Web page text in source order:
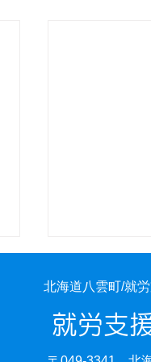
北海道八雲町/就
就労支